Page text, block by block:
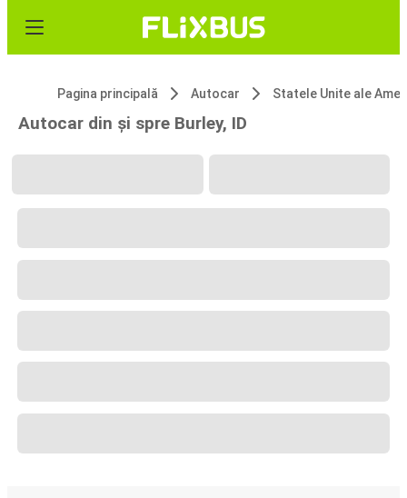
Pagina principală Autocar
Autocar din și spre Burley, ID